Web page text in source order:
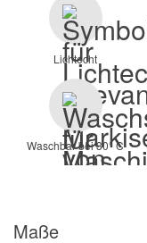
Lichtecht
Waschbar bei 30° C
Maße